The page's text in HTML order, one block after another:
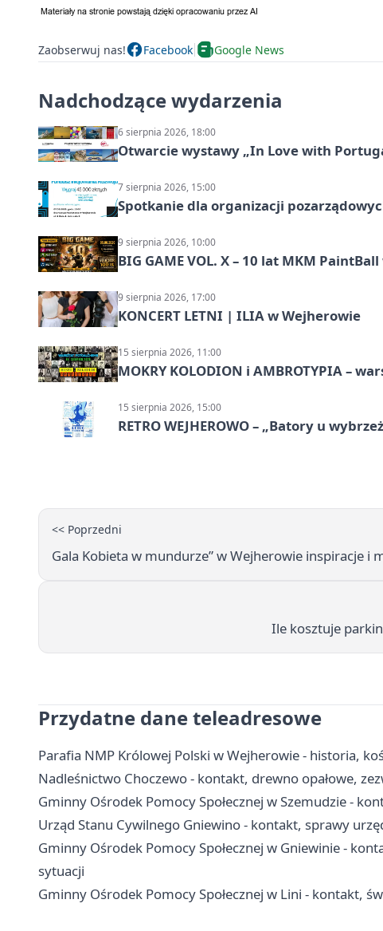
Zaobserwuj nas! Facebook Google News
Nadchodzące wydarzenia
6 sierpnia 2026, 18:00
Otwarcie wystawy „In Love with
7 sierpnia 2026, 15:00
Spotkanie dla organizacji
9 sierpnia 2026, 10:00
BIG GAME VOL. X – 10 lat MKM
9 sierpnia 2026, 17:00
KONCERT LETNI | ILIA w Wejherowie
15 sierpnia 2026, 11:00
MOKRY KOLODION i AMBROTYPIA –
15 sierpnia 2026, 15:00
RETRO WEJHEROWO – „Batory u
<< Poprzedni
Gala Kobieta w mundurze” w Wejherowie inspiracje i
Ile kosztuje
Przydatne dane teleadresowe
Parafia NMP Królowej Polski w Wejherowie - historia,
Nadleśnictwo Choczewo - kontakt, drewno opałowe,
Gminny Ośrodek Pomocy Społecznej w Szemudzie -
Urząd Stanu Cywilnego Gniewino - kontakt, sprawy
Gminny Ośrodek Pomocy Społecznej w Gniewinie -
sytuacji
Gminny Ośrodek Pomocy Społecznej w Lini - kontakt,